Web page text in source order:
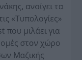
ανοίγει τα
«Τυπολογίες»
που μιλάει για
στον χώρο
Μαζικής